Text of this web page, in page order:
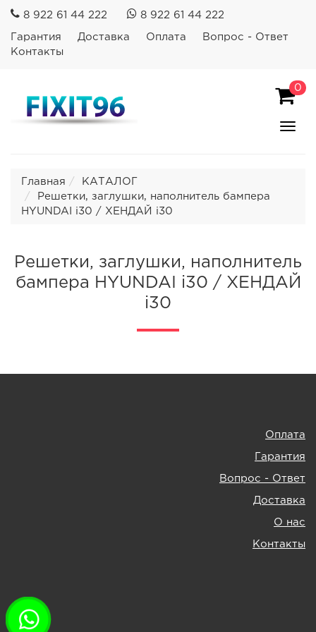
8 922 61 44 222 8 922 61 44 222
Гарантия Доставка Оплата
Вопрос - Ответ
Контакты
0
Главная
КАТАЛОГ
Решетки, заглушки, наполнитель бампера
HYUNDAI i30 / ХЕНДАЙ i30
Решетки, заглушки, наполнитель
бампера HYUNDAI i30 / ХЕНДАЙ
i30
Оплата
Гарантия
Вопрос - Ответ
Доставка
О нас
Контакты